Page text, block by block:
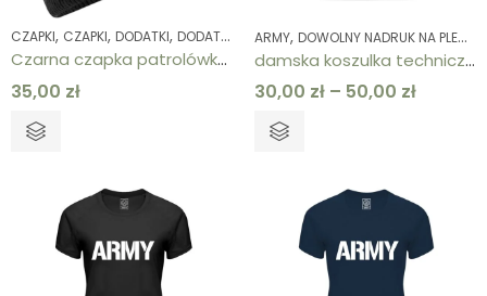
CZAPKI, CZAPKI, DODATKI, DODATKI KOLEKCJE,PUNISHER,ZIMOWE
Czarna czapka patrolówka z rzepem punisher
35,00 zł
ARMY, DOWOLNY NADRUK NA PLECACH
damska koszulka techniczna biała ARMY
30,00 zł – 50,00 zł